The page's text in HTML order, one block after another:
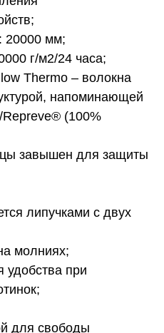
20000 мм;
г/м2/24 часа;
Thermo – волокна
напоминающей
(100%
завышен для защиты
липучками с двух
молниях;
удобства при
для свободы